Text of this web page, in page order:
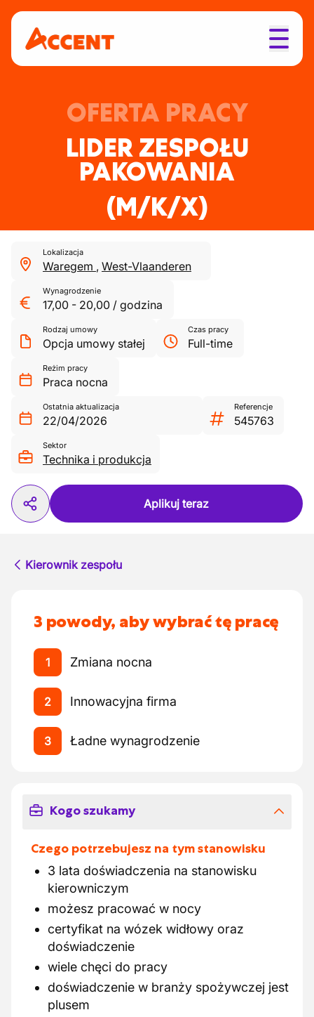
OFERTA PRACY
LIDER ZESPOŁU
PAKOWANIA
(M/K/X)
Lokalizacja
Waregem , West-Vlaanderen
Wynagrodzenie
17,00 - 20,00 / godzina
Rodzaj umowy
Opcja umowy stałej
Czas pracy
Full-time
Reżim pracy
Praca nocna
Ostatnia aktualizacja
22/04/2026
Referencje
545763
Sektor
Technika i produkcja
Aplikuj teraz
Kierownik zespołu
3 powody, aby wybrać tę pracę
1 Zmiana nocna
2 Innowacyjna firma
3 Ładne wynagrodzenie
Kogo szukamy
Czego potrzebujesz na tym stanowisku
3 lata doświadczenia na stanowisku
kierowniczym
możesz pracować w nocy
certyfikat na wózek widłowy oraz
doświadczenie
wiele chęci do pracy
doświadczenie w branży spożywczej jest
plusem